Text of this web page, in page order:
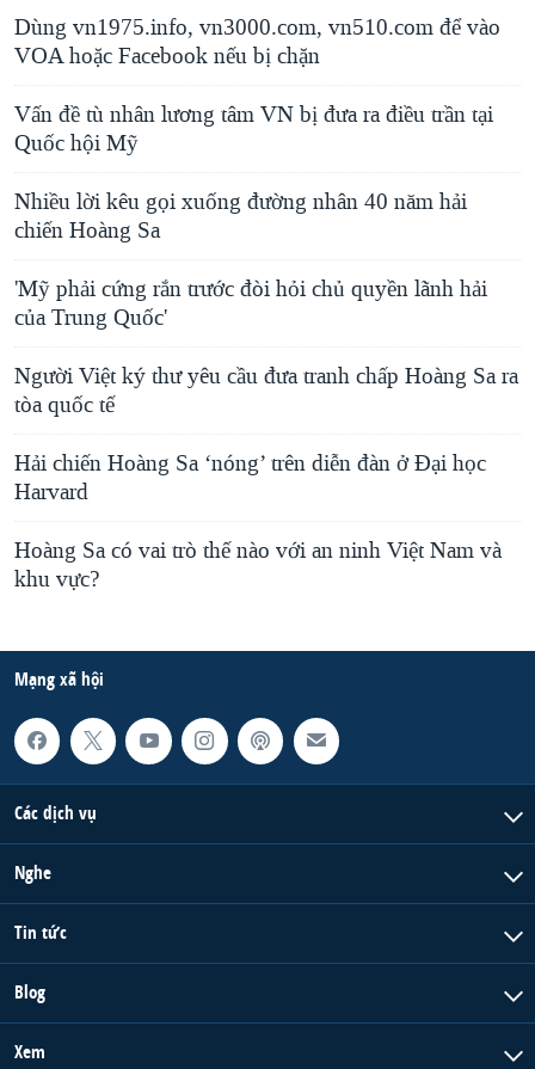
Dùng vn1975.info, vn3000.com, vn510.com để vào
VOA hoặc Facebook nếu bị chặn
Vấn đề tù nhân lương tâm VN bị đưa ra điều trần tại
Quốc hội Mỹ
Nhiều lời kêu gọi xuống đường nhân 40 năm hải
chiến Hoàng Sa
'Mỹ phải cứng rắn trước đòi hỏi chủ quyền lãnh hải
của Trung Quốc'
Người Việt ký thư yêu cầu đưa tranh chấp Hoàng Sa ra
tòa quốc tế
Hải chiến Hoàng Sa ‘nóng’ trên diễn đàn ở Đại học
Harvard
Hoàng Sa có vai trò thế nào với an ninh Việt Nam và
khu vực?
Mạng xã hội
Các dịch vụ
Nghe
Tin tức
Blog
Xem